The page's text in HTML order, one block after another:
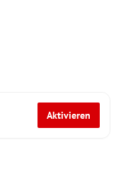
Aktivieren